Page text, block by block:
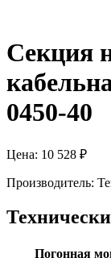
Секция
0450-40
Цена: 10 528 ₽
Производитель:
Погонная